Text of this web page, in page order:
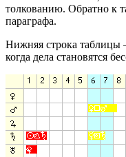
толкованию. Обратно к
параграфа.
Нижняя строка таблицы
когда дела становятся